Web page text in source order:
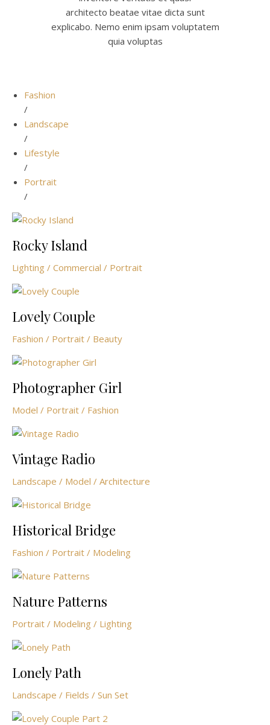
architecto beatae vitae dicta sunt
explicabo. Nemo enim ipsam voluptatem
quia voluptas
Fashion
/
Landscape
/
Lifestyle
/
Portrait
/
Rocky Island
Lighting / Commercial / Portrait
Lovely Couple
Fashion / Portrait / Beauty
Photographer Girl
Model / Portrait / Fashion
Vintage Radio
Landscape / Model / Architecture
Historical Bridge
Fashion / Portrait / Modeling
Nature Patterns
Portrait / Modeling / Lighting
Lonely Path
Landscape / Fields / Sun Set